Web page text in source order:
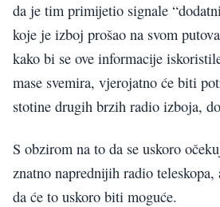
da je tim primijetio signale
koje je izboj prošao na svom
kako bi se ove informacije
mase svemira, vjerojatno će biti
stotine drugih brzih radio izboja,
S obzirom na to da se uskoro
znatno naprednijih radio teleskopa,
da će to uskoro biti moguće.